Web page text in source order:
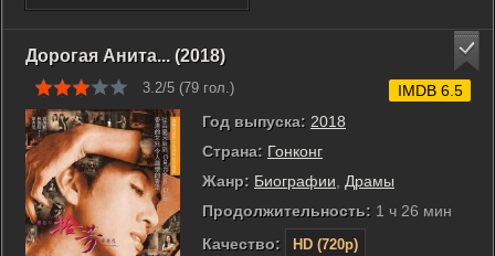
случайно прихватили чемоданчик с ...
Дорогая Анита... (2018)
3.2/5 (79 гол.)
Год выпуска: 2018
Страна: Гонконг
Жанр: Биографии
Драмы
Продолжительность: 1 ч 26 мин
Качество:
HD (720p)
IMDB 6.5